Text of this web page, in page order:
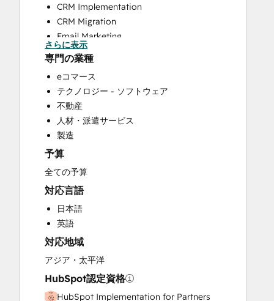
CRM Implementation
CRM Migration
Email Marketing
Full Inbound Marketing Services
HubSpot Onboarding
Sales and Marketing Alignment
Sales Coaching and Training
さらに表示
専門の業種
eコマース
テクノロジー - ソフトウェア
不動産
人材・派遣サービス
製造
予算
全ての予算
対応言語
日本語
英語
対応地域
アジア・太平洋
HubSpot認定資格
HubSpot Implementation for Partners